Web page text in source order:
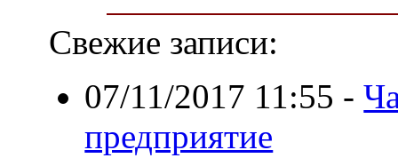
Свежие записи:
07/11/2017 11:55 -
предприятие